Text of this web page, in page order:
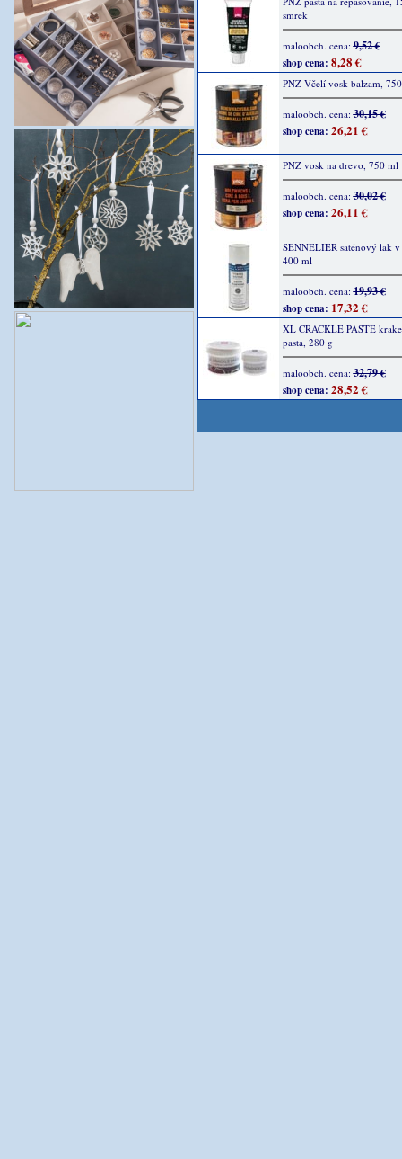
smrek
maloobch. cena:9,52 €
shop cena: 8,28 €
PNZ Včelí vosk balzam,
maloobch. cena:30,15 €
shop cena: 26,21 €
PNZ vosk na drevo, 750 ml
maloobch. cena:30,02 €
shop cena: 26,11 €
SENNELIER saténový lak
400 ml
maloobch. cena:19,93 €
shop cena: 17,32 €
XL CRACKLE PASTE
pasta, 280 g
maloobch. cena:32,79 €
shop cena: 28,52 €